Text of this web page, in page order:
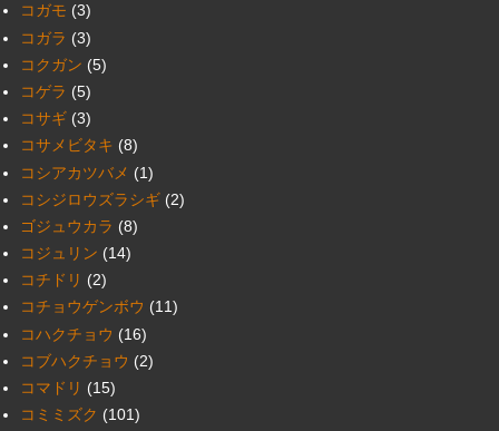
コガモ (3)
コガラ (3)
コクガン (5)
コゲラ (5)
コサギ (3)
コサメビタキ (8)
コシアカツバメ (1)
コシジロウズラシギ (2)
ゴジュウカラ (8)
コジュリン (14)
コチドリ (2)
コチョウゲンボウ (11)
コハクチョウ (16)
コブハクチョウ (2)
コマドリ (15)
コミミズク (101)